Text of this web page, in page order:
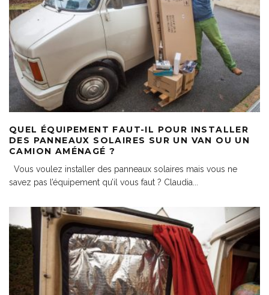
QUEL ÉQUIPEMENT FAUT-IL POUR INSTALLER
DES PANNEAUX SOLAIRES SUR UN VAN OU UN
CAMION AMÉNAGÉ ?
Vous voulez installer des panneaux solaires mais vous ne
savez pas l’équipement qu’il vous faut ? Claudia